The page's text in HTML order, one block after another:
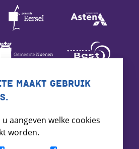
MAAKT GEBRUIK
aangeven welke cookies
worden.